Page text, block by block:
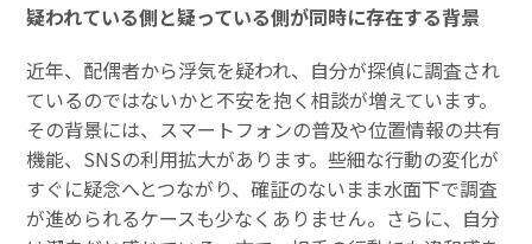
疑われている側と疑っている側が同時に存在する背景
近年、配偶者から浮気を疑われ、自分が探偵に調査され
ているのではないかと不安を抱く相談が増えています。
その背景には、スマートフォンの普及や位置情報の共有
機能、SNSの利用拡大があります。些細な行動の変化が
すぐに疑念へとつながり、確証のないまま水面下で調査
が進められるケースも少なくありません。さらに、自分